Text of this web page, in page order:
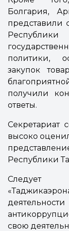
Болгария,
представили
политики,
закупок
получили
ответы.
Секретариат
высоко
Республики
свою